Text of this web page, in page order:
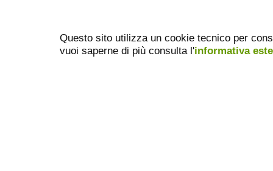
Questo sito utilizza un cookie tecnico per
vuoi saperne di più consulta l'informativa